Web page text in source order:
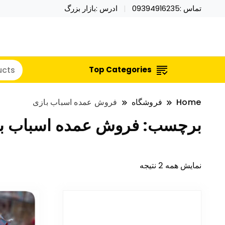
تماس :09394916235 ادرس :بازار بزرگ
نایکر توی فروش عمده لوازم
خرید محصولات خاص فیجت اسباب بازی تراول ماگ
Top Categories
Home فروشگاه فروش عمده اسباب بازی
برچسب: فروش عمده اسباب
نمایش همه 2 نتیجه